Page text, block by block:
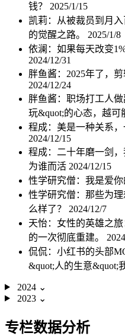
钱？ 2025/1/15
凯莉：从被裁员到月
的觉醒之路。 2025/1/8
依澜：如果每天改变
2024/12/31
胖鱼酱：2025年了，
2024/12/24
胖鱼酱：职场打工人
玩&quot;的心态，越可
程成：美是一种关系
2024/12/15
程成：二十年磨一剑
为谁而活 2024/12/15
性学研究僧：我是爱
性学研究僧：那些为
么样了？ 2024/12/7
天怡：女性的英雄之
的一次彻底重建。
侃侃：小红书的头部
&quot;人的生意&quot;
2024 ⌄
2023 ⌄
专栏数据分析